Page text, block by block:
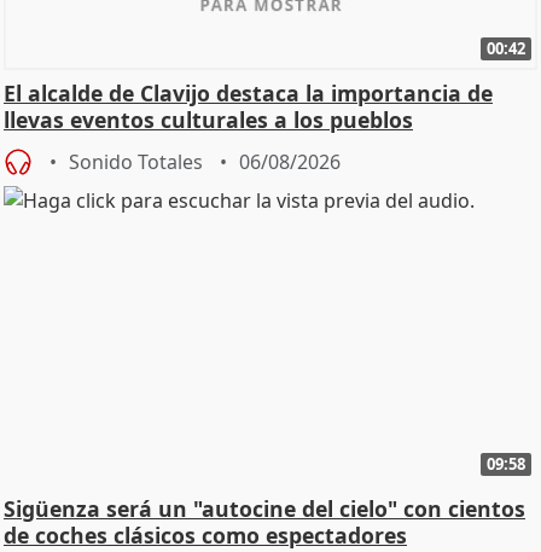
00:42
El alcalde de Clavijo destaca la importancia de
llevas eventos culturales a los pueblos
Sonido Totales 06/08/2026
09:58
Sigüenza será un "autocine del cielo" con cientos
de coches clásicos como espectadores